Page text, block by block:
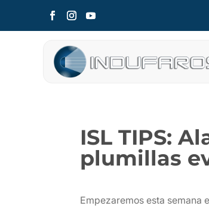
ISL TIPS:
plumillas
Empezaremos esta semana